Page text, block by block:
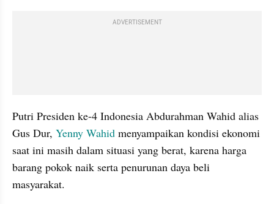
ADVERTISEMENT
Putri Presiden ke-4 Indonesia Abdurahman Wahid alias
Gus Dur, Yenny Wahid menyampaikan kondisi ekonomi
saat ini masih dalam situasi yang berat, karena harga
barang pokok naik serta penurunan daya beli
masyarakat.